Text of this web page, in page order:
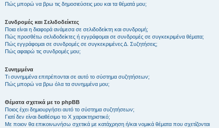
Πώς μπορώ να βρω τις δημοσιεύσεις μου και τα θέματά μου;
Συνδρομές και Σελιδοδείκτες
Ποια είναι η διαφορά ανάμεσα σε σελιδοδείκτη και συνδρομή;
Πώς προσθέτω σελιδοδείκτες ή εγγράφομαι σε συνδρομές σε συγκεκριμένα θέματα;
Πώς εγγράφομαι σε συνδρομές σε συγκεκριμένες Δ. Συζητήσεις;
Πώς αφαιρώ τις συνδρομές μου;
Συνημμένα
Τι συνημμένα επιτρέπονται σε αυτό το σύστημα συζητήσεων;
Πώς μπορώ να βρω όλα τα συνημμένα μου;
Θέματα σχετικά με το phpBB
Ποιος έχει δημιουργήσει αυτό το σύστημα συζητήσεων;
Γιατί δεν είναι διαθέσιμο το Χ χαρακτηριστικό;
Με ποιον θα επικοινωνήσω σχετικά με κατάχρηση ή/και νομικά θέματα που σχετίζονται